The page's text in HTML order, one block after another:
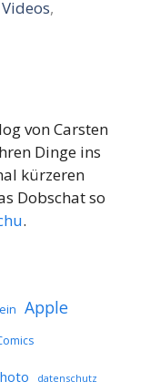
Videos,
von Carsten
Dinge ins
kürzeren
Dobschat so
.
Apple
datenschutz